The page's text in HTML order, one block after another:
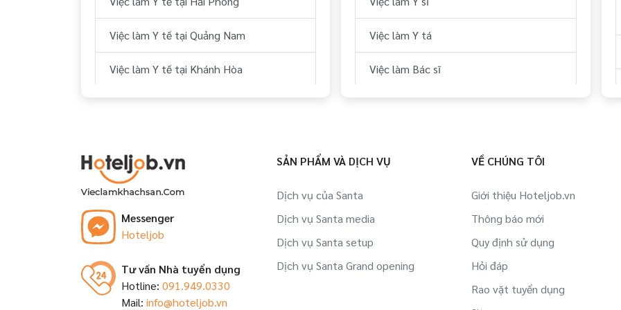
Việc làm Siêu thị/ Rạp phim/ Dịch vụ
Yên Bái
Việc làm Cơ sở y tế tại Yên Bái
Việc làm Y tế tại Quảng Nam
Việc làm Y tế tại Khánh Hòa
Việc làm Y tế tại Kiên Giang
Việc làm Y tế tại Gia Lai
Việc làm Y tế tại Long An
Việc làm Y tá
Việc làm Bác sĩ
Messenger
Hoteljob
Tư vấn Nhà tuyển dụng
Hotline: 091.949.0330
Mail: info@hoteljob.vn
SẢN PHẨM VÀ DỊCH VỤ
Dịch vụ của Santa
Dịch vụ Santa media
Dịch vụ Santa setup
Dịch vụ Santa Grand opening
VỀ CHÚNG TÔI
Giới thiệu Hoteljob.vn
Thông báo mới
Quy định sử dụng
Hỏi đáp
Rao vặt tuyển dụng